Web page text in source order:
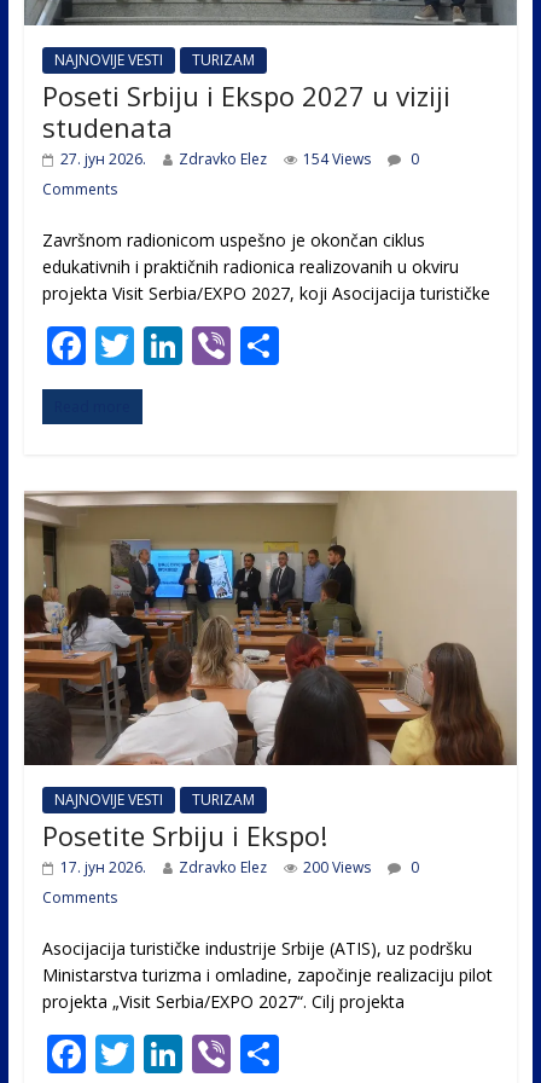
NAJNOVIJE VESTI TURIZAM
Poseti Srbiju i Ekspo 2027 u viziji
studenata
27. јун 2026. Zdravko Elez 154 Views
0
Comments
Završnom radionicom uspešno je okončan ciklus
edukativnih i praktičnih radionica realizovanih u okviru
projekta Visit Serbia/EXPO 2027, koji Asocijacija turističke
F
ac
e
o
o
k
T
w
itt
Li
dI
n
Vi S
NAJNOVIJE VESTI TURIZAM
Posetite Srbiju i Ekspo!
17. јун 2026. Zdravko Elez 200 Views
0
Comments
Asocijacija turističke industrije Srbije (ATIS), uz podršku
Ministarstva turizma i omladine, započinje realizaciju pilot
projekta „Visit Serbia/EXPO 2027“. Cilj projekta
F T Li Vi S